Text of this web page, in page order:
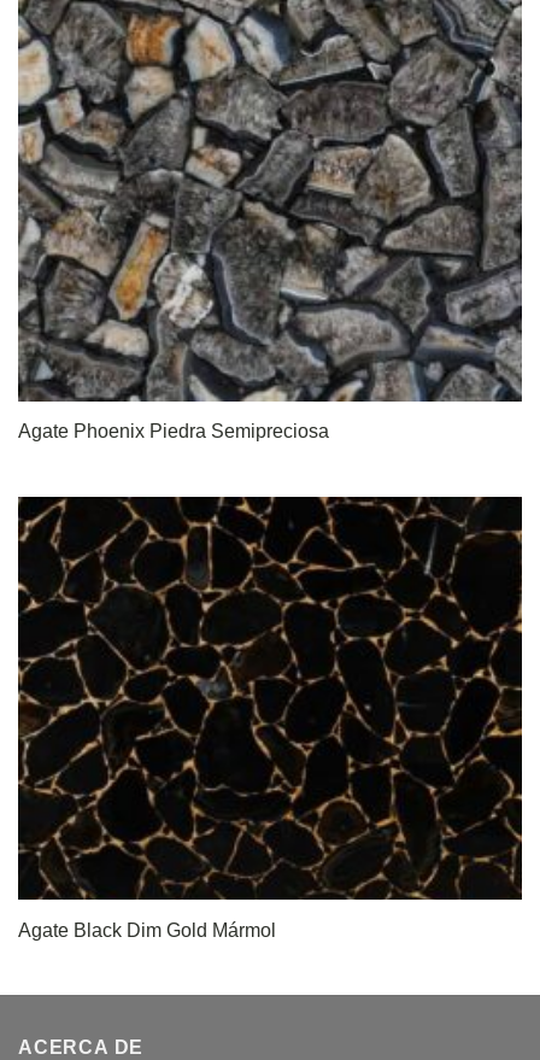
Agate Phoenix Piedra Semipreciosa
Agate Black Dim Gold Mármol
ACERCA DE